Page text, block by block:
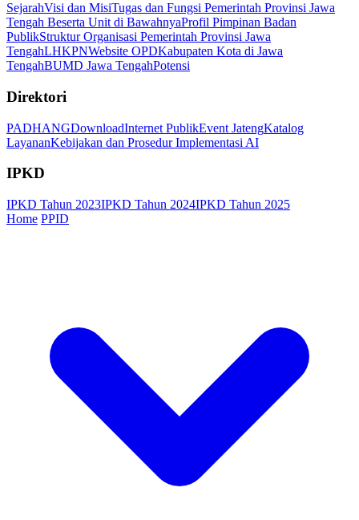
SejarahVisi dan MisiTugas dan Fungsi Pemerintah Provinsi Jawa
Tengah Beserta Unit di BawahnyaProfil Pimpinan Badan
PublikStruktur Organisasi Pemerintah Provinsi Jawa
TengahLHKPNWebsite OPDKabupaten Kota di Jawa
TengahBUMD Jawa TengahPotensi
Direktori
PADHANGDownloadInternet PublikEvent JatengKatalog
LayananKebijakan dan Prosedur Implementasi AI
IPKD
IPKD Tahun 2023IPKD Tahun 2024IPKD Tahun 2025
Home PPID